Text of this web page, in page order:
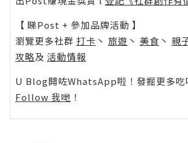
【 睇Post + 參加品牌活動 】
瀏覽更多社群 打卡 丶 旅遊 丶 美食 丶 親
攻略及 活動情報
U Blog開咗WhatsApp啦！發掘更多吃
Follow 我哋 ！